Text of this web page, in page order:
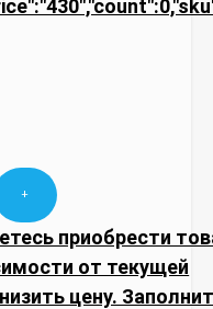
приобрести
от текущей
цену.